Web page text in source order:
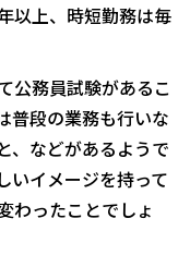
以上、時短勤務は毎
公務員試験があるこ
普段の業務も行いな
、などがあるようで
いイメージを持って
わったことでしょ